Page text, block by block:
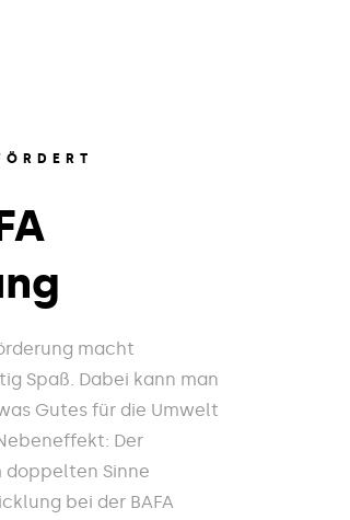
macht
Spaß. Dabei kann man
Gutes für die Umwelt
Der
Sinne
bei der BAFA